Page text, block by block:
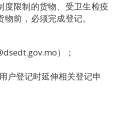
度限制的货物、受卫生检疫
前，必须完成登记。
）；
户登记时延伸相关登记申